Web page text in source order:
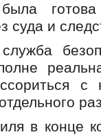
готова
суда и
в конце